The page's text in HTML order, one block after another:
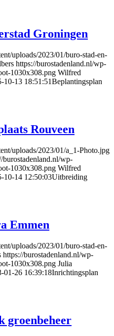
Groningen
uploads/2023/01/buro-stad-en-
https://burostadenland.nl/wp-
1030x308.png Wilfred
10-13 18:51:51Beplantingsplan
Rouveen
uploads/2023/01/a_1-Photo.jpg
burostadenland.nl/wp-
1030x308.png Wilfred
10-14 12:50:03Uitbreiding
Emmen
uploads/2023/01/buro-stad-en-
https://burostadenland.nl/wp-
1030x308.png Julia
01-26 16:39:18Inrichtingsplan
groenbeheer